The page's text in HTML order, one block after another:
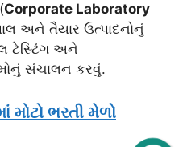
Corporate Laboratory
અને તૈયાર ઉત્પાદનોનું
ટેસ્ટિંગ અને
સંચાલન કરવું.
મોટો ભરતી મેળો